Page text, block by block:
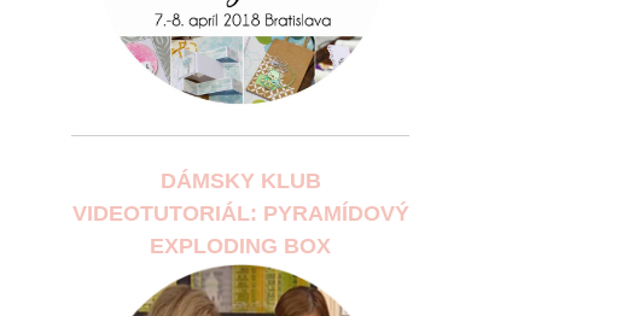
DÁMSKY KLUB
VIDEOTUTORIÁL: PYRAMÍDOVÝ
EXPLODING BOX